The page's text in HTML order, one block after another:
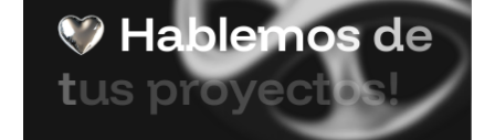
Hablemos de
tus proyectos!